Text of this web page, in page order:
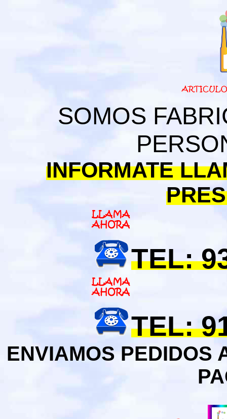
SOMOS
INFORMATE
TEL:
TEL:
ENVIAMOS PEDIDOS